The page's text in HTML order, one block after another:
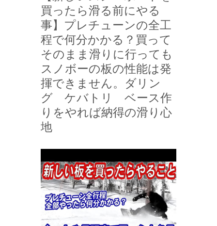
買ったら滑る前にやる
事】プレチューンの全工
程で何分かかる？買って
そのまま滑りに行っても
スノボーの板の性能は発
揮できません。ダリン
グ ケバトリ ベース作
りをやれば納得の滑り心
地